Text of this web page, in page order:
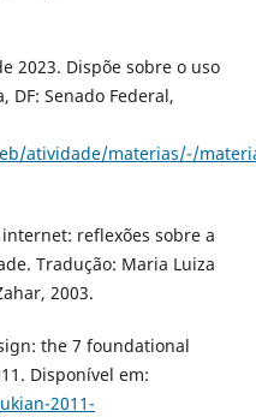
2023. Dispõe sobre o uso
Senado Federal,
atividade/materias/-/
internet: reflexões sobre a
Tradução: Maria Luiza
2003.
the 7 foundational
Disponível em:
2011-